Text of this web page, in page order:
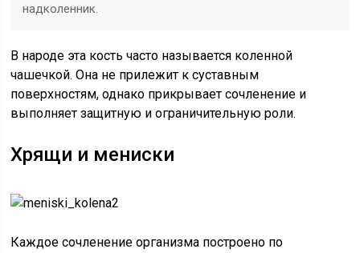
надколенник.
В народе эта кость часто называется коленной
чашечкой. Она не прилежит к суставным
поверхностям, однако прикрывает сочленение и
выполняет защитную и ограничительную роли.
Хрящи и мениски
Каждое сочленение организма построено по